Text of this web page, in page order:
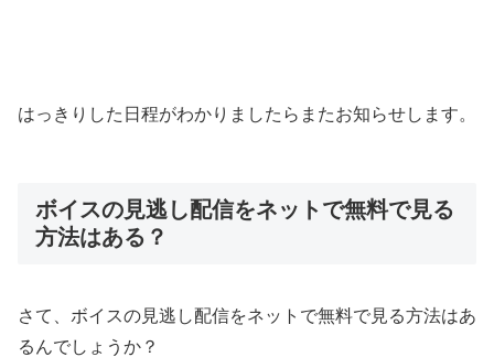
はっきりした日程がわかりましたらまたお知らせします。
ボイスの見逃し配信をネットで無料で見る
方法はある？
さて、ボイスの見逃し配信をネットで無料で見る方法はあ
るんでしょうか？